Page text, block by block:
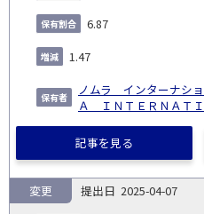
6.87
1.47
ノムラ インターナシ
Ａ ＩＮＴＥＲＮＡＴ
記事を見る
2025-04-07
変更